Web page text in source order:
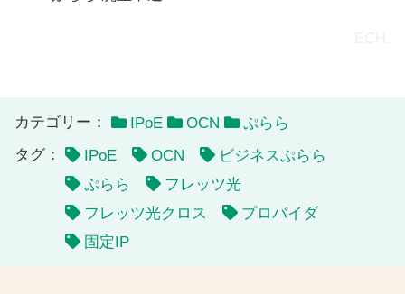
カテゴリー： IPoE OCN
ぷらら
タグ：
IPoE OCN
ビジネスぷらら
ぷらら
フレッツ光
フレッツ光クロス
プロバイダ
固定IP